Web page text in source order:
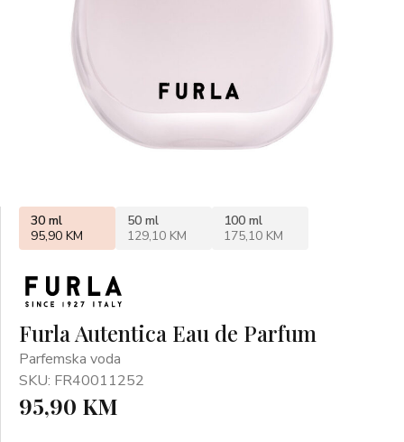
Furla Autentica Eau de Parfum
Parfemska voda
SKU: FR40011252
95,90 KM
30 ml
95,90 KM
50 ml
129,10 KM
100 ml
175,10 KM